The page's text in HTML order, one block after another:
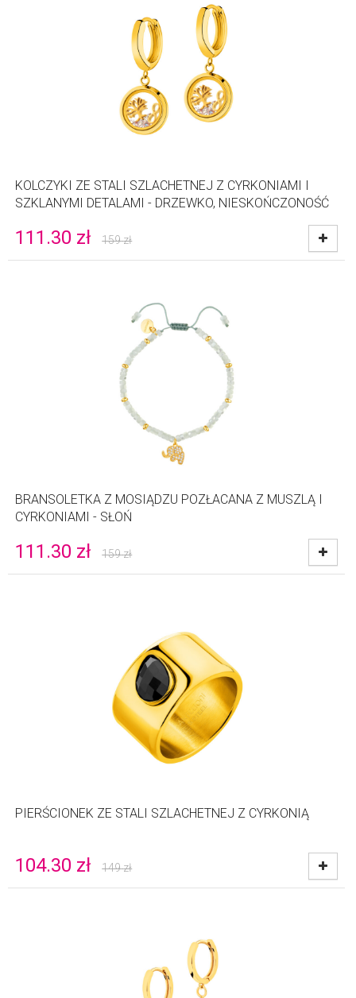
KOLCZYKI ZE STALI SZLACHETNEJ Z CYRKONIAMI I
SZKLANYMI DETALAMI - DRZEWKO, NIESKOŃCZONOŚĆ
111.30 zł 159zł
BRANSOLETKA Z MOSIĄDZU POZŁACANA Z MUSZLĄ I
CYRKONIAMI - SŁOŃ
111.30 zł 159zł
PIERŚCIONEK ZE STALI SZLACHETNEJ Z CYRKONIĄ
104.30 zł 149zł